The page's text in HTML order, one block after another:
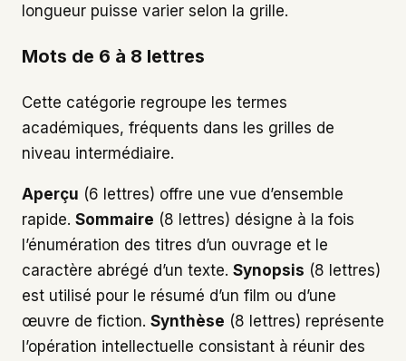
longueur puisse varier selon la grille.
Mots de 6 à 8 lettres
Cette catégorie regroupe les termes
académiques, fréquents dans les grilles de
niveau intermédiaire.
Aperçu (6 lettres) offre une vue d’ensemble
rapide. Sommaire (8 lettres) désigne à la fois
l’énumération des titres d’un ouvrage et le
caractère abrégé d’un texte. Synopsis (8 lettres)
est utilisé pour le résumé d’un film ou d’une
œuvre de fiction. Synthèse (8 lettres) représente
l’opération intellectuelle consistant à réunir des